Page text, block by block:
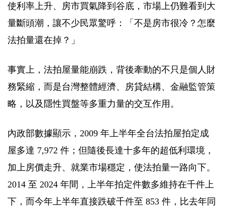
使利率上升、房市買氣降到谷底，市場上仍難看到大
量斷頭潮，讓不少民眾驚呼：「不是房市很冷？怎麼
法拍量還在掉？」
事實上，法拍屋量能崩跌，背後牽動的不只是個人財
務緊縮，而是台灣整體經濟、房貸結構、金融監管策
略，以及隱性買盤等多重力量的交互作用。
內政部數據顯示，2009 年上半年全台法拍屋拍定成
屋多達 7,972 件；但隨後長達十多年的超低利環境，
加上房價走升、就業市場穩定，使法拍量一路向下。
2014 至 2024 年間，上半年拍定件數多維持在千件上
下，而今年上半年直接跌破千件至 853 件，比去年同